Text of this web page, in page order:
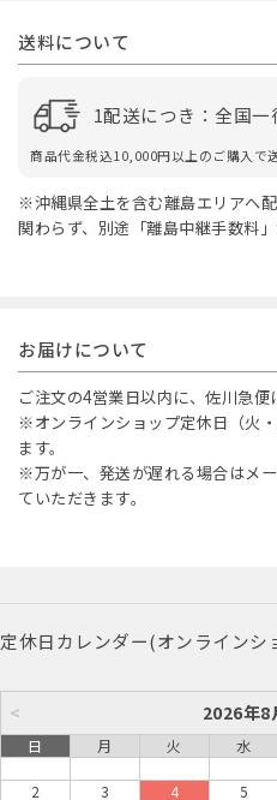
送料について
1配送につき：全国一
商品代金税込10,000円以上のご購入で
※沖縄県全土を含む離島エリアへ
関わらず、別途「離島中継手数料」
お届けについて
ご注文の4営業日以内に、佐川急便
※オンラインショップ定休日（火
ます。
※万が一、発送が遅れる場合はメ
ていただきます。
定休日カレンダー(オンラインシ
< 2026年8
日 月 火 水
2
3 4 5